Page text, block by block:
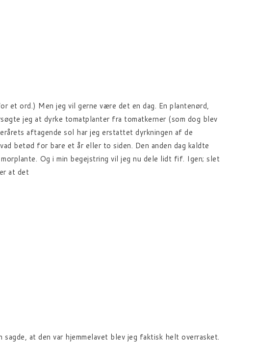
et ord.) Men jeg vil gerne være det en dag. En plantenørd,
jeg at dyrke tomatplanter fra tomatkerner (som dog blev
aftagende sol har jeg erstattet dyrkningen af de
betød for bare et år eller to siden. Den anden dag kaldte
Og i min begejstring vil jeg nu dele lidt fif. Igen; slet
at det
at den var hjemmelavet blev jeg faktisk helt overrasket.